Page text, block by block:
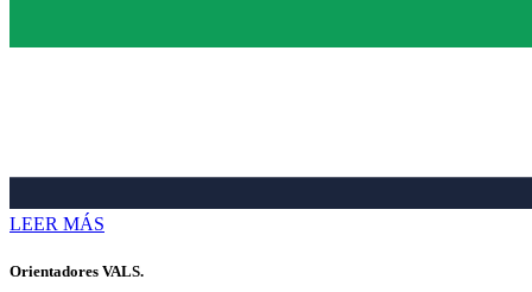
LEER MÁS
Orientadores VALS.